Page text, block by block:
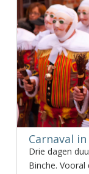
Carnaval
Drie dagen
Binche.